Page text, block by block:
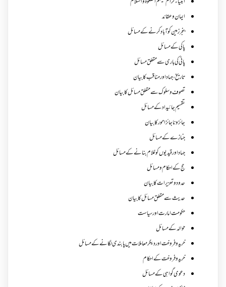
ایمان وعقائد
بنجر زمین کو آباد کرنے کے مسائل
پاکی کے مسائل
پانی کی باری سے متعلق مسائل
تاریخ،جہاد اور مناقب کا بیان
تصوف و سلوک سے متعلق مسائل کا بیان
تقسیم جائیداد کے مسائل
جائز و ناجائزامور کا بیان
جنازے کےمسائل
جہاد اور قیدیوں کو غلام بنانے کے مسائل
حج کے احکام ومسائل
حدود و تعزیرات کا بیان
حدیث سے متعلق مسائل کا بیان
حکومت امارت اور سیاست
حوالہ کے مسائل
خرید و فروخت اور دیگر معاملات میں پابندی لگانے کے مسائل
خرید و فروخت کے احکام
دعوی گواہی کے مسائل